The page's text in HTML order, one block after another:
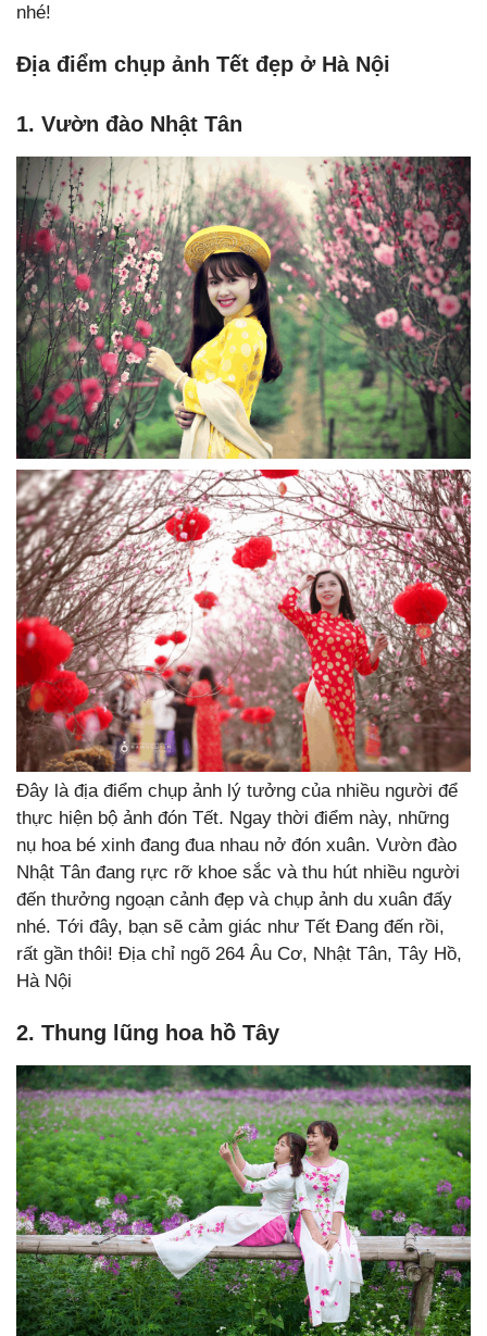
nhé!
Địa điểm chụp ảnh Tết đẹp ở Hà Nội
1. Vườn đào Nhật Tân
Đây là địa điểm chụp ảnh lý tưởng của nhiều người để
thực hiện bộ ảnh đón Tết. Ngay thời điểm này, những
nụ hoa bé xinh đang đua nhau nở đón xuân. Vườn đào
Nhật Tân đang rực rỡ khoe sắc và thu hút nhiều người
đến thưởng ngoạn cảnh đẹp và chụp ảnh du xuân đấy
nhé. Tới đây, bạn sẽ cảm giác như Tết Đang đến rồi,
rất gần thôi! Địa chỉ ngõ 264 Âu Cơ, Nhật Tân, Tây Hồ,
Hà Nội
2. Thung lũng hoa hồ Tây